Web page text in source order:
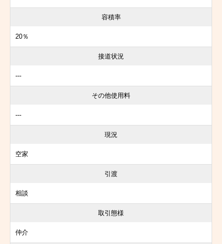
容積率
20％
接道状況
---
その他使用料
---
現況
空家
引渡
相談
取引態様
仲介